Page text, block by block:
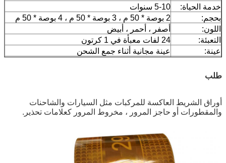
خدمة الحياة:
5-10 سنوات
بحجم:
2 بوصة * 50 م ، 3 بوصة * 50 م ، 4 بوصة * 50 م
اللون:
أصفر ، أحمر ، أبيض
التعبئة:
24 لفات معبأة في 1 كرتون
عينة:
عينة مجانية أثناء جمع الشحن
طلب
أوراق الشريط العاكسة للمركبات مثل السيارات والشاحنات
والمقطورات أو حاجز المرور ، مخروط المرور كعلامات تحذير.